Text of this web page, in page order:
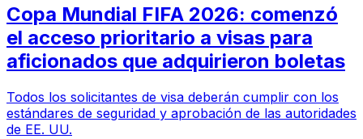
Copa Mundial FIFA 2026: comenzó
el acceso prioritario a visas para
aficionados que adquirieron boletas
Todos los solicitantes de visa deberán cumplir con los
estándares de seguridad y aprobación de las autoridades
de EE. UU.